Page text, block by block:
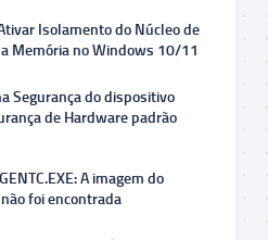
Isolamento do Núcleo de
Memória no Windows 10/11
Segurança do dispositivo
de Hardware padrão
A imagem do
foi encontrada